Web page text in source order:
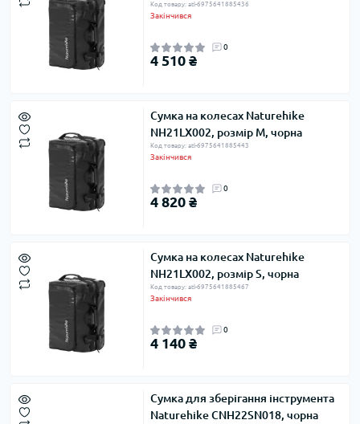
Код товару: atl-6975641885436
Закінчився
0
4 510 ₴
Сумка на колесах Naturehike
NH21LX002, розмір М, чорна
Код товару: atl-6975641885443
Закінчився
0
4 820 ₴
Сумка на колесах Naturehike
NH21LX002, розмір S, чорна
Код товару: atl-6975641885467
Закінчився
0
4 140 ₴
Сумка для зберігання інструмента
Naturehike CNH22SN018, чорна